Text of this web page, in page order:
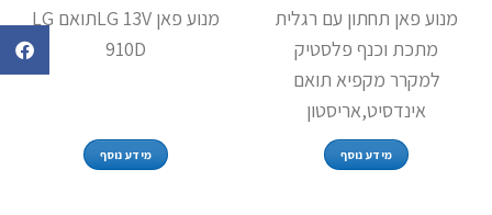
מנוע פאן תחתון עם רגלית
מתכת וכנף פלסטיק
למקרר מקפיא תואם
אינדסיט,אריסטון
מידע נוסף
מנוע פאן LG 13Vתואם LG
910D
מידע נוסף